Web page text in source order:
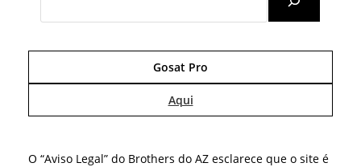
Gosat Pro
Aqui
O “Aviso Legal” do Brothers do AZ esclarece que o site é